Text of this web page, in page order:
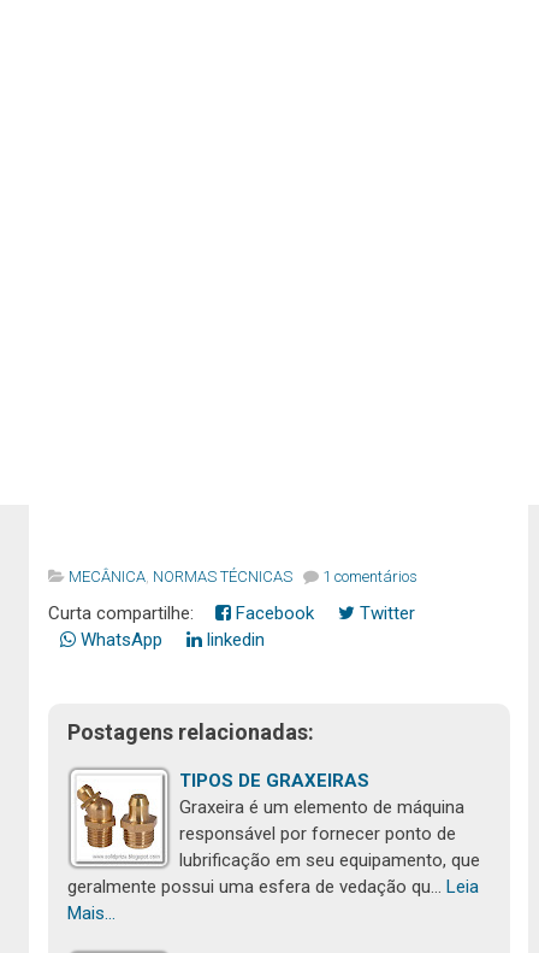
MECÂNICA, NORMAS TÉCNICAS 1 comentários
Curta compartilhe: Facebook
Twitter
WhatsApp
linkedin
Postagens relacionadas:
TIPOS DE GRAXEIRAS
Graxeira é um elemento de máquina
responsável por fornecer ponto de
lubrificação em seu equipamento, que
geralmente possui uma esfera de vedação qu… Leia
Mais...